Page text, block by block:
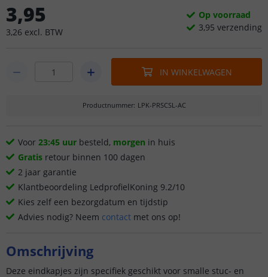
3,95
3,26 excl. BTW
Op voorraad
3,95 verzending
IN WINKELWAGEN
Productnummer: LPK-PRSCSL-AC
Voor 23:45 uur besteld, morgen in huis
Gratis retour binnen 100 dagen
2 jaar garantie
Klantbeoordeling LedprofielKoning 9.2/10
Kies zelf een bezorgdatum en tijdstip
Advies nodig? Neem contact met ons op!
Omschrijving
Deze eindkapjes zijn specifiek geschikt voor smalle stuc- en